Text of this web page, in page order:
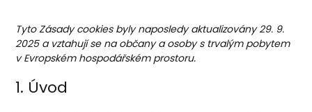
Tyto Zásady cookies byly naposledy aktualizovány 29. 9.
2025 a vztahují se na občany a osoby s trvalým pobytem
v Evropském hospodářském prostoru.
1. Úvod